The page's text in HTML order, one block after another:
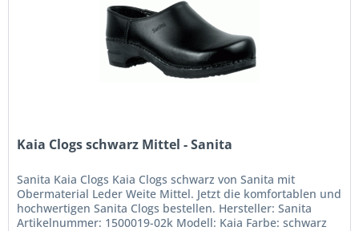
Kaia Clogs schwarz Mittel - Sanita
Sanita Kaia Clogs Kaia Clogs schwarz von Sanita mit
Obermaterial Leder Weite Mittel. Jetzt die komfortablen und
hochwertigen Sanita Clogs bestellen. Hersteller: Sanita
Artikelnummer: 1500019-02k Modell: Kaia Farbe: schwarz